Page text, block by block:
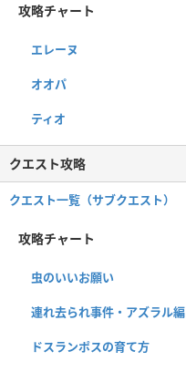
攻略チャート
エレーヌ
オオパ
ティオ
クエスト攻略
クエスト一覧（サブクエスト）
攻略チャート
虫のいいお願い
連れ去られ事件・アズラル編
ドスランポスの育て方